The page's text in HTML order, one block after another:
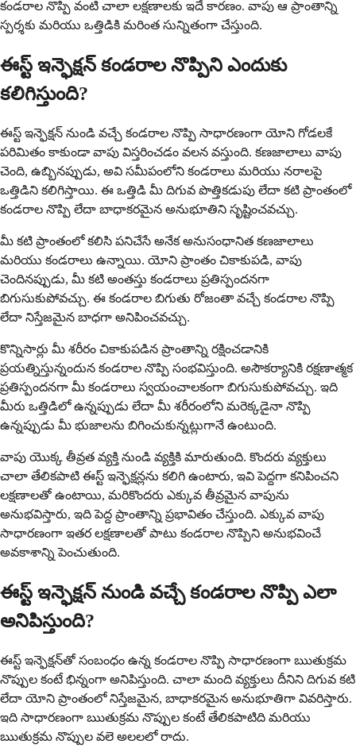
కండరాల నొప్పి వంటి చాలా లక్షణాలకు ఇదే కారణం. వాపు ఆ ప్రాంతాన్ని
స్పర్శకు మరియు ఒత్తిడికి మరింత సున్నితంగా చేస్తుంది.
ఈస్ట్ ఇన్ఫెక్షన్ కండరాల నొప్పిని ఎందుకు
కలిగిస్తుంది?
ఈస్ట్ ఇన్ఫెక్షన్ నుండి వచ్చే కండరాల నొప్పి సాధారణంగా యోని గోడలకే
పరిమితం కాకుండా వాపు విస్తరించడం వలన వస్తుంది. కణజాలాలు వాపు
చెంది, ఉబ్బినప్పుడు, అవి సమీపంలోని కండరాలు మరియు నరాలపై
ఒత్తిడిని కలిగిస్తాయి. ఈ ఒత్తిడి మీ దిగువ పొత్తికడుపు లేదా కటి ప్రాంతంలో
కండరాల నొప్పి లేదా బాధాకరమైన అనుభూతిని సృష్టించవచ్చు.
మీ కటి ప్రాంతంలో కలిసి పనిచేసే అనేక అనుసంధానిత కణజాలాలు
మరియు కండరాలు ఉన్నాయి. యోని ప్రాంతం చికాకుపడి, వాపు
చెందినప్పుడు, మీ కటి అంతస్తు కండరాలు ప్రతిస్పందనగా
బిగుసుకుపోవచ్చు. ఈ కండరాల బిగుతు రోజంతా వచ్చే కండరాల నొప్పి
లేదా నిస్తేజమైన బాధగా అనిపించవచ్చు.
కొన్నిసార్లు మీ శరీరం చికాకుపడిన ప్రాంతాన్ని రక్షించడానికి
ప్రయత్నిస్తున్నందున కండరాల నొప్పి సంభవిస్తుంది. అసౌకర్యానికి రక్షణాత్మక
ప్రతిస్పందనగా మీ కండరాలు స్వయంచాలకంగా బిగుసుకుపోవచ్చు. ఇది
మీరు ఒత్తిడిలో ఉన్నప్పుడు లేదా మీ శరీరంలోని మరెక్కడైనా నొప్పి
ఉన్నప్పుడు మీ భుజాలను బిగించుకున్నట్లుగానే ఉంటుంది.
వాపు యొక్క తీవ్రత వ్యక్తి నుండి వ్యక్తికి మారుతుంది. కొందరు వ్యక్తులు
చాలా తేలికపాటి ఈస్ట్ ఇన్ఫెక్షన్లను కలిగి ఉంటారు, ఇవి పెద్దగా కనిపించని
లక్షణాలతో ఉంటాయి, మరికొందరు ఎక్కువ తీవ్రమైన వాపును
అనుభవిస్తారు, ఇది పెద్ద ప్రాంతాన్ని ప్రభావితం చేస్తుంది. ఎక్కువ వాపు
సాధారణంగా ఇతర లక్షణాలతో పాటు కండరాల నొప్పిని అనుభవించే
అవకాశాన్ని పెంచుతుంది.
ఈస్ట్ ఇన్ఫెక్షన్ నుండి వచ్చే కండరాల నొప్పి ఎలా
అనిపిస్తుంది?
ఈస్ట్ ఇన్ఫెక్షన్‌తో సంబంధం ఉన్న కండరాల నొప్పి సాధారణంగా ఋతుక్రమ
నొప్పుల కంటే భిన్నంగా అనిపిస్తుంది. చాలా మంది వ్యక్తులు దీనిని దిగువ కటి
లేదా యోని ప్రాంతంలో నిస్తేజమైన, బాధాకరమైన అనుభూతిగా వివరిస్తారు.
ఇది సాధారణంగా ఋతుక్రమ నొప్పుల కంటే తేలికపాటిది మరియు
ఋతుక్రమ నొప్పుల వలె అలలలో రాదు.